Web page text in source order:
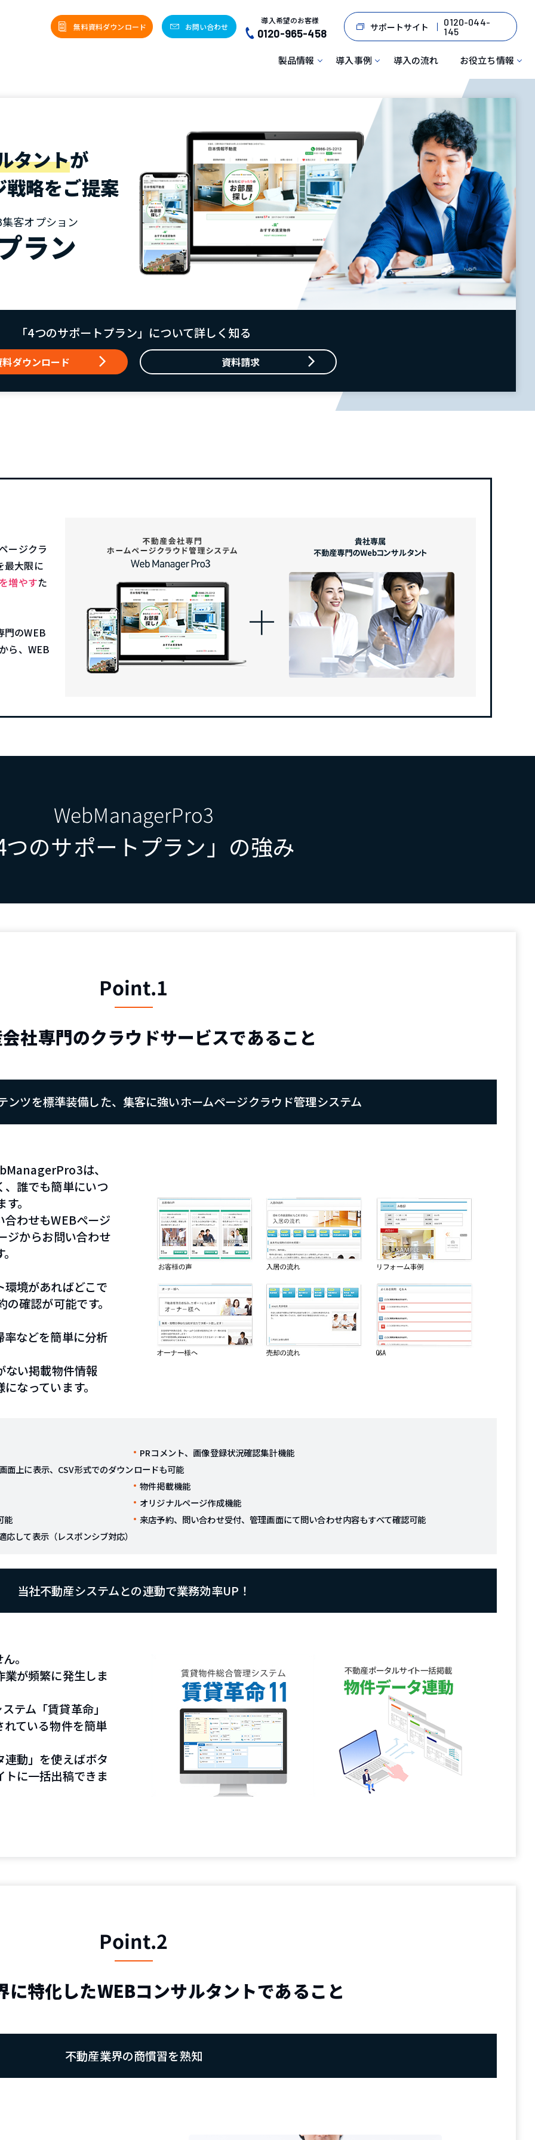
無料資料ダウンロード お問い合わせ
導入希望のお客様
0120-965-458 サポートサイト
0120-044-
145
製品情報 導入事例 導入の流れ お役立ち情報
タントが
戦略をご提案
客オプション
ラン
「4つのサポートプラン」について詳しく知る
料ダウンロード 資料請求
ージクラ
最大限に
増やすた
門のWEB
ら、WEB
WebManagerPro3
つのサポートプラン」の強み
Point.1
社専門のクラウドサービスであること
ンツを標準装備した、集客に強いホームページクラウド管理システム
は、
誰でも簡単にいつ
。
わせもWEBページ
ジからお問い合わせ
境があればどこで
確認が可能です。
などを簡単に分析
ない掲載物件情報
なっています。
PRコメント、画像登録状況確認集計機能
面上に表示、CSV形式でのダウンロードも可能
物件掲載機能
オリジナルページ作成機能
能
来店予約、問い合わせ受付、管理画面にて問い合わせ内容もすべて確認可能
して表示（レスポンシブ対応）
当社不動産システムとの連動で業務効率UP！
。
が頻繁に発生しま
テム「賃貸革命」
ている物件を簡単
動」を使えばボタ
に一括出稿できま
Point.2
に特化したWEBコンサルタントであること
不動産業界の商慣習を熟知